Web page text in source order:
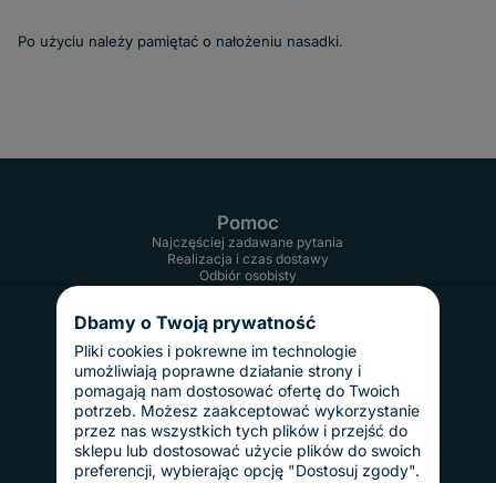
Po użyciu należy pamiętać o nałożeniu nasadki.
Pomoc
Najczęściej zadawane pytania
Realizacja i czas dostawy
Odbiór osobisty
Informacje
Regulamin
Reklamacje i zwroty
Gwarancja
Polityka prywatności
Dostawy i płatności
Koszty dostawy
InPost Pay
Sposoby płatności
O nas
Dbamy o Twoją prywatność
Pliki cookies i pokrewne im technologie
umożliwiają poprawne działanie strony i
pomagają nam dostosować ofertę do Twoich
potrzeb. Możesz zaakceptować wykorzystanie
przez nas wszystkich tych plików i przejść do
sklepu lub dostosować użycie plików do swoich
preferencji, wybierając opcję "Dostosuj zgody".